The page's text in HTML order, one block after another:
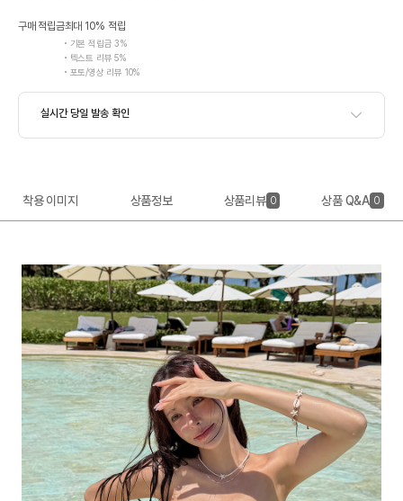
구매 적립금최대 10% 적립
기본 적립금 3%
텍스트 리뷰 5%
포토/영상 리뷰 10%
착용 이미지 상품정보 상품리뷰 0 상품 Q&A 0